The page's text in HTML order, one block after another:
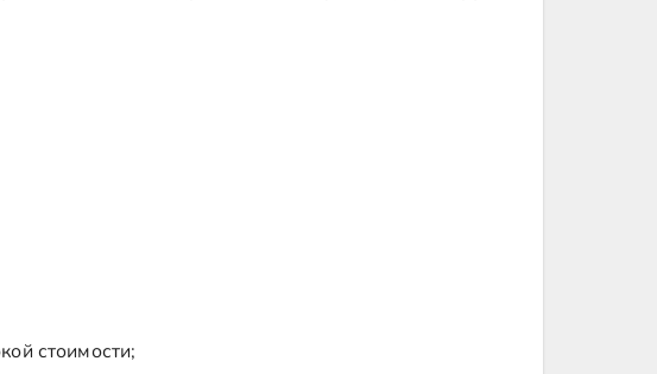
стоимости;